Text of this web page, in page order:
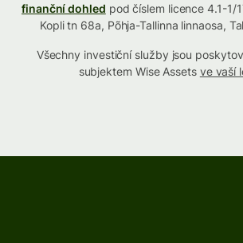
finanční dohled pod číslem licence 4.1-1/
Kopli tn 68a, Põhja-Tallinna linnaosa,
Všechny investiční služby jsou
subjektem Wise Assets ve vaší